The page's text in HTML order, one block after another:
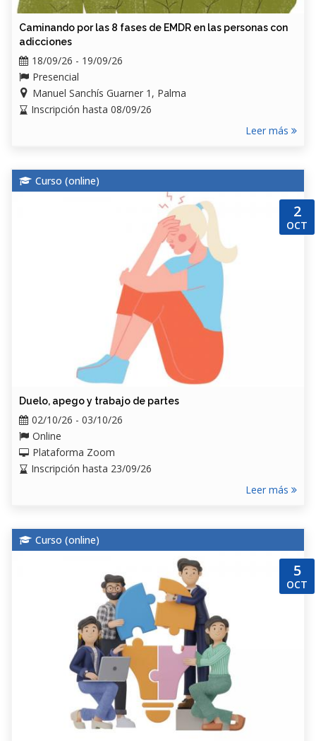
Caminando por las 8 fases de EMDR en las personas con
adicciones
18/09/26 - 19/09/26
Presencial
Manuel Sanchís Guarner 1, Palma
Inscripción hasta 08/09/26
Leer más
Curso (online)
2
OCT
Duelo, apego y trabajo de partes
02/10/26 - 03/10/26
Online
Plataforma Zoom
Inscripción hasta 23/09/26
Leer más
Curso (online)
5
OCT